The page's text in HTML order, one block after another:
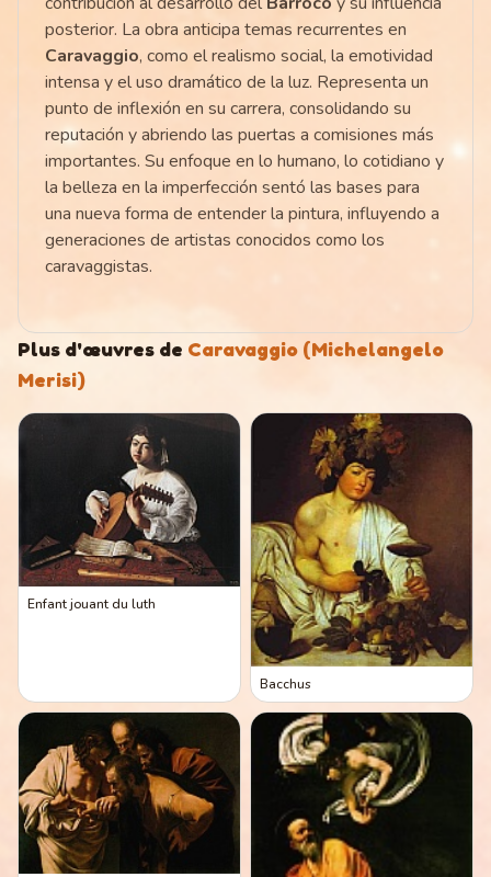
posterior. La obra anticipa temas recurrentes en
Caravaggio, como el realismo social, la emotividad
intensa y el uso dramático de la luz. Representa un
punto de inflexión en su carrera, consolidando su
reputación y abriendo las puertas a comisiones más
importantes. Su enfoque en lo humano, lo cotidiano y
la belleza en la imperfección sentó las bases para
una nueva forma de entender la pintura, influyendo a
generaciones de artistas conocidos como los
caravaggistas.
Plus d'œuvres de Caravaggio (Michelangelo
Merisi)
Enfant jouant du luth
Bacchus